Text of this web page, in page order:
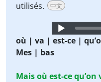
utilisés.
中文
Audio
Player
où | va | est-ce |
Mes | bas
Maisoù est-cequ’on